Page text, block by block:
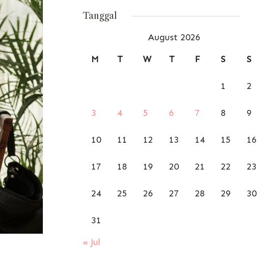
Tanggal
August 2026
M
T W T F S S
1 2
3 4 5 6 7 8 9
10 11 12 13 14 15 16
17 18 19 20 21 22 23
24 25 26 27 28 29 30
31
« Jul